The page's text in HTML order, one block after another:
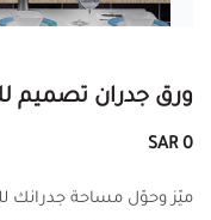
ورق جدران تصميم
0 SAR
ميّز وحوّل مساحة جدرانك